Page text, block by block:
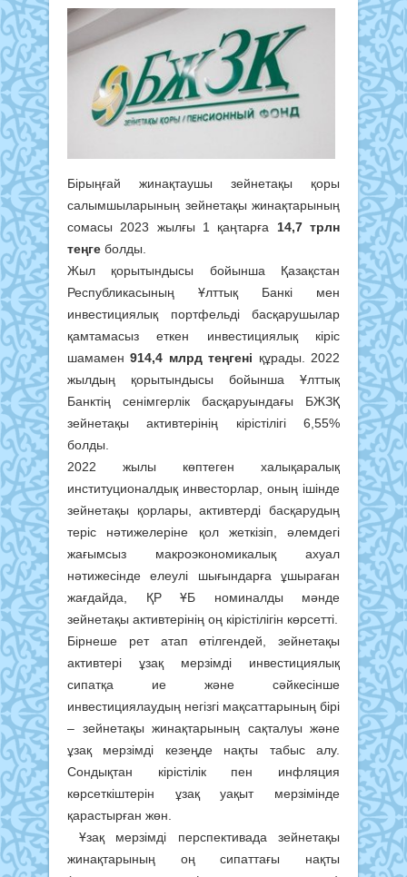
Бірыңғай жинақтаушы зейнетақы қоры
салымшыларының зейнетақы жинақтарының
сомасы 2023 жылғы 1 қаңтарға 14,7 трлн
теңге болды.
Жыл қорытындысы бойынша Қазақстан
Республикасының Ұлттық Банкі мен
инвестициялық портфельді басқарушылар
қамтамасыз еткен инвестициялық кіріс
шамамен914,4 млрд теңгені құрады. 2022
жылдың қорытындысы бойынша Ұлттық
Банктің сенімгерлік басқаруындағы БЖЗҚ
зейнетақы активтерінің кірістілігі 6,55%
болды.
2022 жылы көптеген халықаралық
институционалдық инвесторлар, оның ішінде
зейнетақы қорлары, активтерді басқарудың
теріс нәтижелеріне қол жеткізіп, әлемдегі
жағымсыз макроэкономикалық ахуал
нәтижесінде елеулі шығындарға ұшыраған
жағдайда, ҚР ҰБ номиналды мәнде
зейнетақы активтерінің оң кірістілігін көрсетті.
Бірнеше рет атап өтілгендей, зейнетақы
активтері ұзақ мерзімді инвестициялық
сипатқа ие және сәйкесінше
инвестициялаудың негізгі мақсаттарының бірі
– зейнетақы жинақтарының сақталуы және
ұзақ мерзімді кезеңде нақты табыс алу.
Сондықтан кірістілік пен инфляция
көрсеткіштерін ұзақ уақыт мерзімінде
қарастырған жөн.
Ұзақ мерзімді перспективада зейнетақы
жинақтарының оң сипаттағы нақты